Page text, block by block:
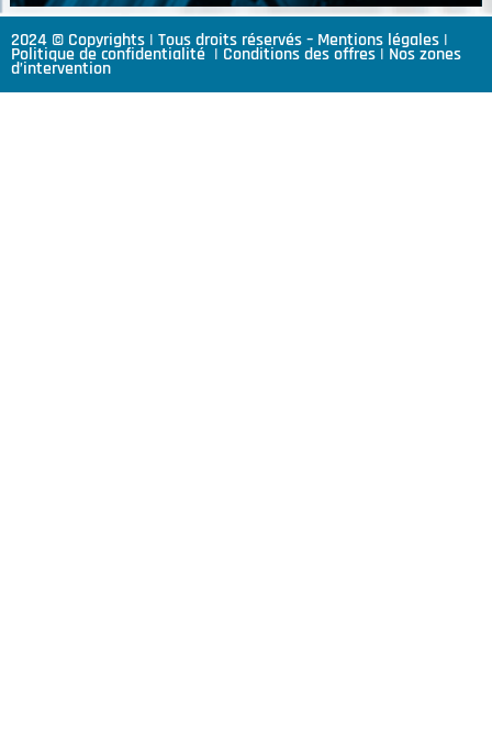
2024 © Copyrights | Tous droits réservés – Mentions légales |
Politique de confidentialité | Conditions des offres | Nos zones
d’intervention